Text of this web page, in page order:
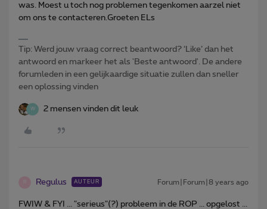
was. Moest u toch nog problemen tegenkomen aarzel niet
om ons te contacteren.Groeten ELs
Tip: Werd jouw vraag correct beantwoord? ‘Like’ dan het
antwoord en markeer het als 'Beste antwoord'. De andere
forumleden in een gelijkaardige situatie zullen dan sneller
een oplossing vinden
W 2 mensen vinden dit leuk
Regulus AUTEUR Forum|Forum|8 years ago
FWIW & FYI ... "serieus"(?) probleem in de ROP ... opgelost ...